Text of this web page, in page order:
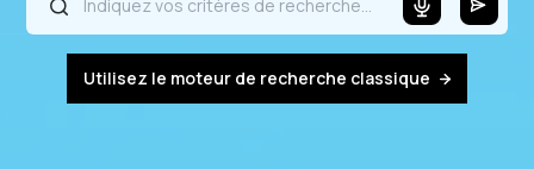
Utilisez le moteur de recherche classique